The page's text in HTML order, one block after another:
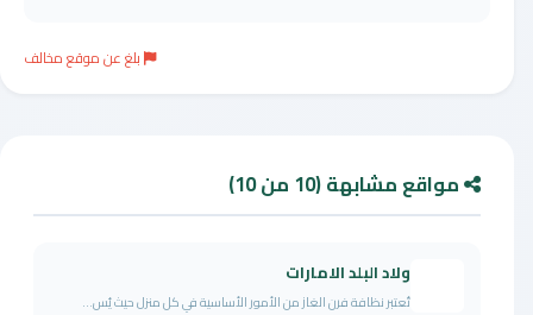
بلغ عن موقع مخالف
مواقع مشابهة (10 من 10)
ولاد البلد الامارات
تُعتبر نظافة فرن الغاز من الأمور الأساسية في كل منزل حيث يُس...